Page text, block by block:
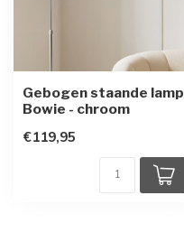
Gebogen staande lamp
Bowie - chroom
€119,95